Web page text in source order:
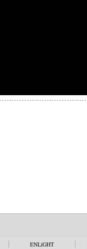
ENLiGHT